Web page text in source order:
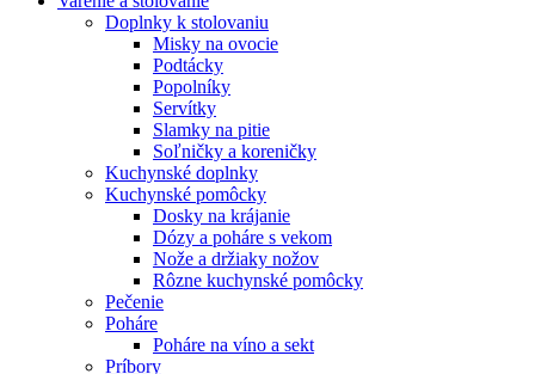
Doplnky k stolovaniu
Misky na ovocie
Podtácky
Popolníky
Servítky
Slamky na pitie
Soľničky a koreničky
Kuchynské doplnky
Kuchynské pomôcky
Dosky na krájanie
Dózy a poháre s vekom
Nože a držiaky nožov
Rôzne kuchynské pomôcky
Pečenie
Poháre
Poháre na víno a sekt
Príbory